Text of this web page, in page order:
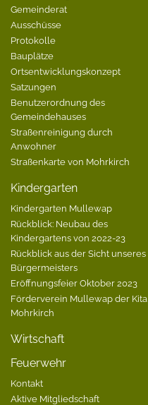
Gemeinderat
Ausschüsse
Protokolle
Bauplätze
Ortsentwicklungskonzept
Satzungen
Benutzerordnung des
Gemeindehauses
Straßenreinigung durch
Anwohner
Straßenkarte von Mohrkirch
Kindergarten
Kindergarten Mullewap
Rückblick: Neubau des
Kindergartens von 2022-23
Rückblick aus der Sicht unseres
Bürgermeisters
Eröffnungsfeier Oktober 2023
Förderverein Mullewap der Kita
Mohrkirch
Wirtschaft
Feuerwehr
Kontakt
Aktive Mitgliedschaft